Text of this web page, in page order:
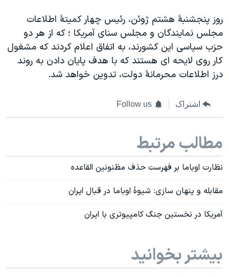
روز پنجشنبۀ هشتم ژوئن، رئیس چهار کمیتۀ اطلاعات
مجلس نمایندگان و مجلس سنای آمریکا ؛ که از هر دو
حزب سیاسی این کشورند، به اتفاق اعلام کردند که مشغول
کار روی لایحه ای هستند که با هدف پایان دادن به روند
درز اطلاعات محرمانۀ دولت، تدوین خواهد شد.
اشتراک Follow us
مطالب مرتبط
نظارت اوباما بر فهرست حذف مظنونین القاعده
مقابله و پنهان سازی: شیوۀ اوباما در قبال ایران
آمریکا در نخستین جنگ کامپیوتری با ایران
بیشتر بخوانید